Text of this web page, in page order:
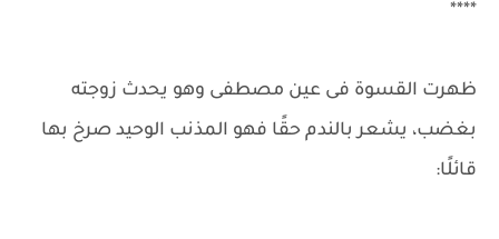
****
ظهرت القسوة فى عين مصطفى وهو يحدث زوجته
بغضب، يشعر بالندم حقًا فهو المذنب الوحيد صرخ بها
قائلًا: